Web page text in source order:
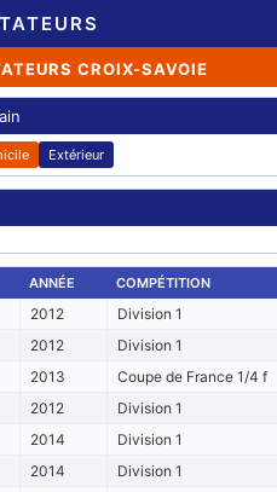
CROIX-SAVOIE
Extérieur
ANNÉE COMPÉTITION
2012 Division 1
2012 Division 1
2013
Coupe de France 1/4 f
2012 Division 1
2014 Division 1
2014 Division 1